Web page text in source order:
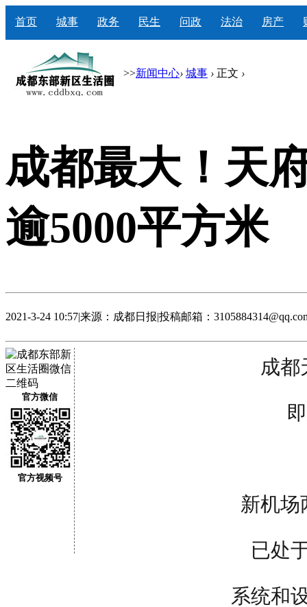
首页 城事 政务 民生 问政 法治 房产
>>新闻中心› 城事 › 正文 ›
成都最大！天
逾5000平方米
2021-3-24 10:57|来源：成都日报|投稿邮箱：
官方微信
官方视频号
成都
新机场
已处
系统和